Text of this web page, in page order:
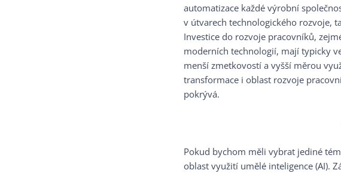
automatizace každé výrobní
v útvarech technologického rozvoje,
Investice do rozvoje pracovníků,
moderních technologií, mají typicky
menší zmetkovostí a vyšší měrou
transformace i oblast rozvoje
pokrývá.
Pokud bychom měli vybrat jediné
oblast využití umělé inteligence (AI).